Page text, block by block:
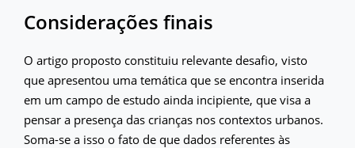
Considerações finais
O artigo proposto constituiu relevante desafio, visto
que apresentou uma temática que se encontra inserida
em um campo de estudo ainda incipiente, que visa a
pensar a presença das crianças nos contextos urbanos.
Soma-se a isso o fato de que dados referentes às